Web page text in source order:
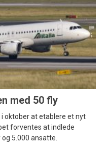
med 50 fly
oktober at etablere et nyt
forventes at indlede
5.000 ansatte.